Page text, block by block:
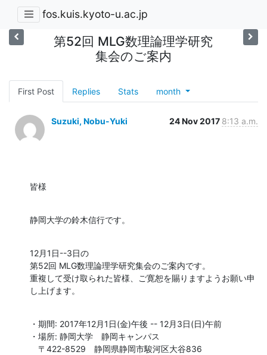
fos.kuis.kyoto-u.ac.jp
第52回 MLG数理論理学研究
集会のご案内
First Post Replies Stats month
Suzuki, Nobu-Yuki 24 Nov 2017 8:13 a.m.
皆様
静岡大学の鈴木信行です。
12月1日--3日の
第52回 MLG数理論理学研究集会のご案内です。
重複して受け取られた皆様、ご寛恕を賜りますようお願い申
し上げます。
・期間: 2017年12月1日(金)午後 -- 12月3日(日)午前
・場所: 静岡大学　静岡キャンパス
〒422-8529　静岡県静岡市駿河区大谷836